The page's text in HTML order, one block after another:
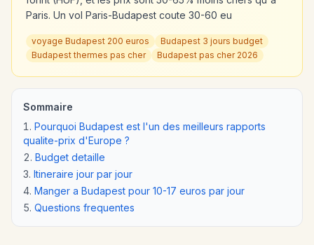
Paris. Un vol Paris-Budapest coute 30-60 eu
voyage Budapest 200 euros
Budapest 3 jours budget
Budapest thermes pas cher
Budapest pas cher 2026
Sommaire
Pourquoi Budapest est l'un des meilleurs rapports
qualite-prix d'Europe ?
Budget detaille
Itineraire jour par jour
Manger a Budapest pour 10-17 euros par jour
Questions frequentes